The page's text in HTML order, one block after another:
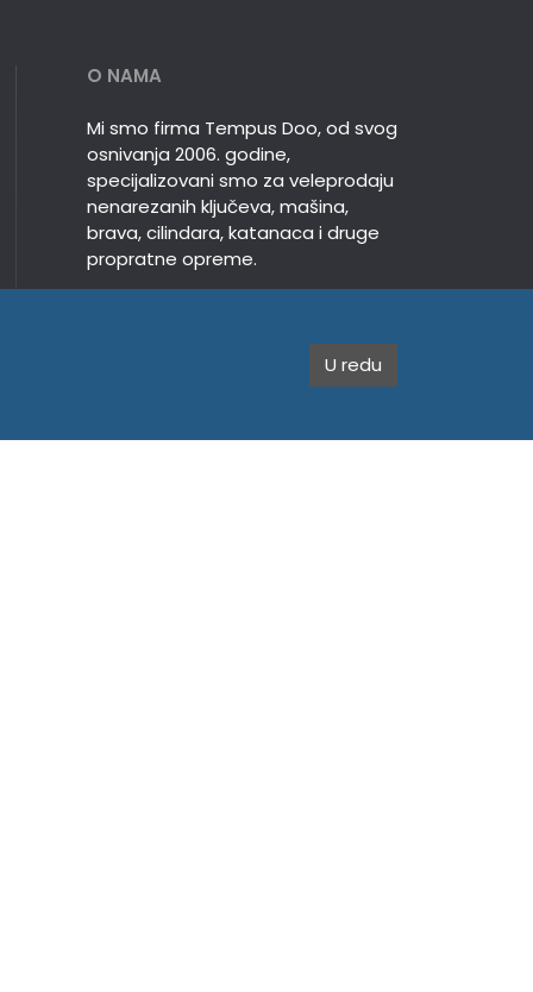
O NAMA
Mi smo firma Tempus Doo, od svog
osnivanja 2006. godine,
specijalizovani smo za veleprodaju
nenarezanih ključeva, mašina,
brava, cilindara, katanaca i druge
propratne opreme.
U redu